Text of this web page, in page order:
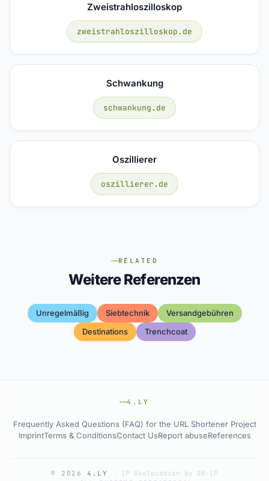
Zweistrahloszilloskop
zweistrahloszilloskop.de
Schwankung
schwankung.de
Oszillierer
oszillierer.de
RELATED
Weitere Referenzen
Unregelmäßig Siebtechnik
Versandgebühren
Destinations
Trenchcoat
4.LY
Frequently Asked Questions (FAQ) for the URL Shortener Project
ImprintTerms & ConditionsContact UsReport abuseReferences
© 2026 4.LY · IP Geolocation by DB-IP